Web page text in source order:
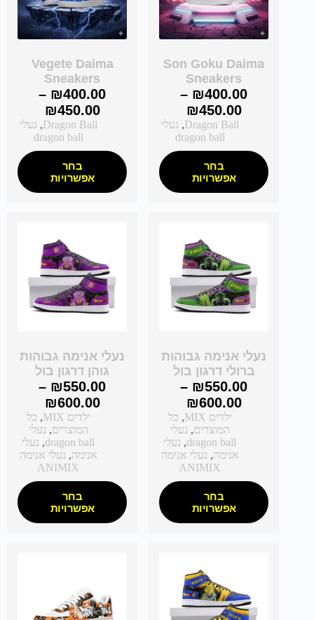
Son Goku Daima
Sneakers
₪400.00
–
₪450.00
Dragon Ball
, נעלי
dragon ball
בחר
אפשרויות
Vegete Daima
Sneakers
₪400.00
–
₪450.00
Dragon Ball
, נעלי
dragon ball
בחר
אפשרויות
נעלי אנימה גבוהות
ברולי דרגון בול
₪550.00
–
₪600.00
ילדים MIX , כל
המוצרים, נעלי
dragon ball
, נעלי
אנימה, נעלי אנימה
ANIMIX
בחר
אפשרויות
נעלי אנימה גבוהות
גוהן דרגון בול
₪550.00
–
₪600.00
ילדים MIX , כל
המוצרים, נעלי
dragon ball
, נעלי
אנימה, נעלי אנימה
ANIMIX
בחר
אפשרויות